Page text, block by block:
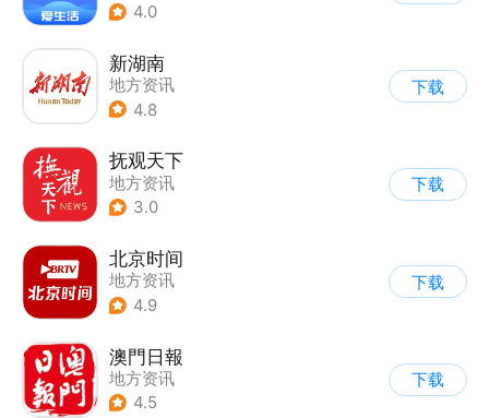
4.0
新湖南
地方资讯
4.8
下载
抚观天下
地方资讯
3.0
下载
北京时间
地方资讯
4.9
下载
澳門日報
地方资讯
4.5
下载